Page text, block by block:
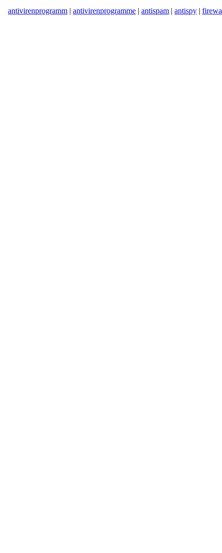
antivirenprogramm | antivirenprogramme | antispam | antispy |